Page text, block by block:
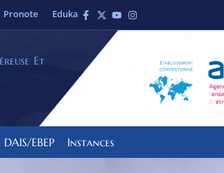
Pronote Eduka
Et
DAIS/EBEP Instances